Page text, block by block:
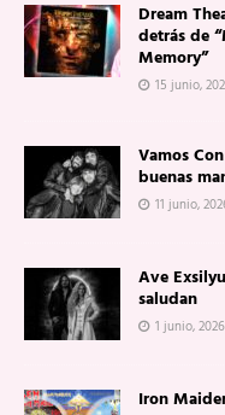
Dream
detrás de
Memory”
15 junio,
Vamos
buenas
11 junio,
Ave
saludan
1 junio, 2026
Iron